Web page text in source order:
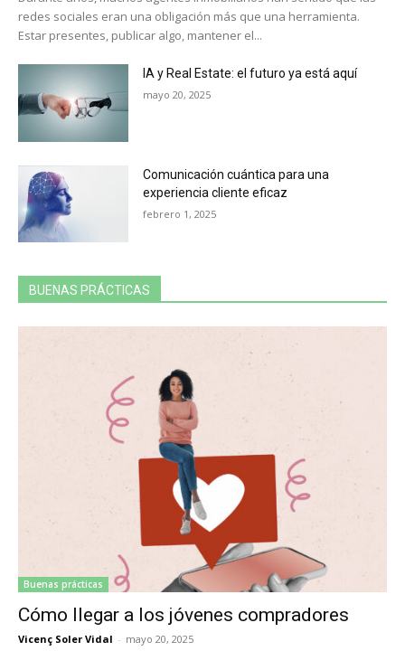
redes sociales eran una obligación más que una herramienta.
Estar presentes, publicar algo, mantener el...
IA y Real Estate: el futuro ya está aquí
mayo 20, 2025
Comunicación cuántica para una
experiencia cliente eficaz
febrero 1, 2025
BUENAS PRÁCTICAS
Buenas prácticas
Cómo llegar a los jóvenes compradores
Vicenç Soler Vidal - mayo 20, 2025